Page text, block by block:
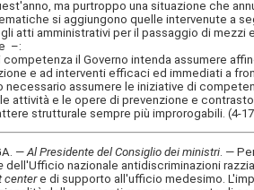
ma purtroppo una situazione che
si aggiungono quelle intervenute a
atti amministrativi per il passaggio di
–:
il Governo intenda assumere
e ad interventi efficaci ed immediati a
assumere le iniziative di
attività e le opere di prevenzione e
strutturale sempre più improrogabili. (4-
—Al Presidente del Consiglio dei ministri. —
dell'Ufficio nazionale antidiscriminazioni
centere di supporto all'ufficio medesimo.